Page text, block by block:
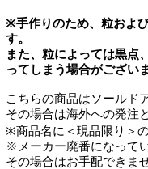
※手作りのため、粒およ
す。
また、粒によっては黒点
ってしまう場合がござい
こちらの商品はソールド
その場合は海外への発注
※商品名に＜現品限り＞
※メーカー廃番になって
その場合はお手配できま